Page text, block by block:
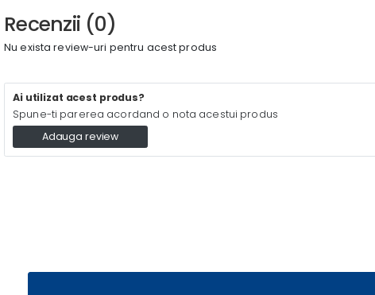
Recenzii (0)
Nu exista review-uri pentru acest produs
Ai utilizat acest produs?
Spune-ti parerea acordand o nota acestui produs
Adauga review